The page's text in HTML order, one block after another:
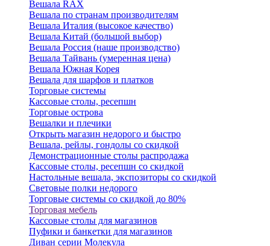
Вешала RAX
Вешала по странам производителям
Вешала Италия (высокое качество)
Вешала Китай (большой выбор)
Вешала Россия (наше производство)
Вешала Тайвань (умеренная цена)
Вешала Южная Корея
Вешала для шарфов и платков
Торговые системы
Кассовые столы, ресепшн
Торговые острова
Вешалки и плечики
Открыть магазин недорого и быстро
Вешала, рейлы, гондолы со скидкой
Демонстрационные столы распродажа
Кассовые столы, ресепшн со скидкой
Настольные вешала, экспозиторы со скидкой
Световые полки недорого
Торговые системы со скидкой до 80%
Торговая мебель
Кассовые столы для магазинов
Пуфики и банкетки для магазинов
Диван серии Молекула